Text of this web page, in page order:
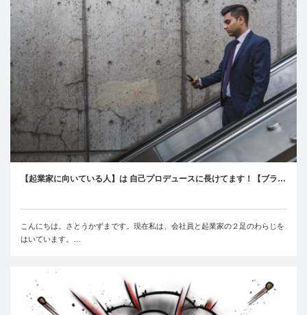
【起業家に向いている人】は 自己プロデュースに長けてます！【ブラ…
こんにちは。さとうかずまです。現在私は、会社員と起業家の２足のわらじを
はいています。…